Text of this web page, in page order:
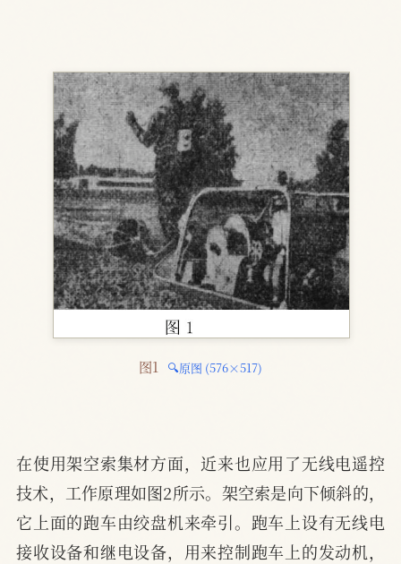
图1 🔍原图 (576×517)
在使用架空索集材方面，近来也应用了无线电遥控
技术，工作原理如图2所示。架空索是向下倾斜的，
它上面的跑车由绞盘机来牵引。跑车上设有无线电
接收设备和继电设备，用来控制跑车上的发动机，